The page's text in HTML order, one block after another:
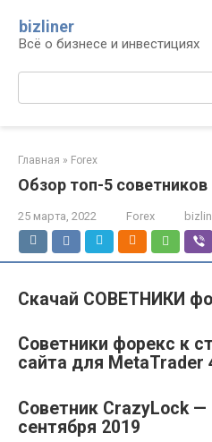
контенту
bizliner
Всё о бизнесе и инвестициях
Поиск:
Главная » Forex
Обзор топ-5 советников
25 марта, 2022 Forex
Скачай СОВЕТНИКИ
Советники форекс к
сайта для MetaTrader
Советник CrazyLock —
сентября 2019